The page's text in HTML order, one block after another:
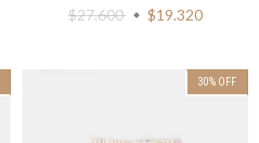
$27.600
$19.320
30% OFF